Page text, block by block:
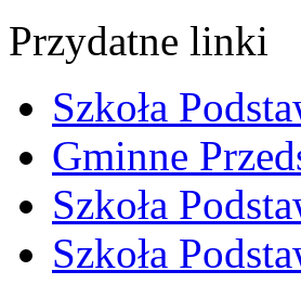
Przydatne linki
Szkoła
Gminne
Szkoła
Szkoła